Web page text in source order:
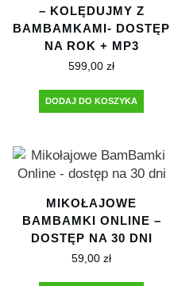
– KOLĘDUJMY Z
BAMBAMKAMI- DOSTĘP
NA ROK + MP3
599,00zł
DODAJ DO KOSZYKA
MIKOŁAJOWE
BAMBAMKI ONLINE –
DOSTĘP NA 30 DNI
59,00zł